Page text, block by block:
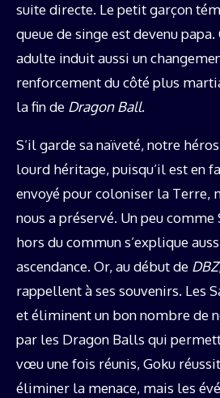
suite directe. Le petit garçon
queue de singe est devenu papa.
adulte induit aussi un
renforcement du côté plus
la fin de Dragon Ball.
S’il garde sa naïveté, notre
lourd héritage, puisqu’il est en
envoyé pour coloniser la Terre,
nous a préservé. Un peu comme
hors du commun s’explique
ascendance. Or, au début de DBZ
rappellent à ses souvenirs. Les
et éliminent un bon nombre de
par les Dragon Balls qui
vœu une fois réunis, Goku
éliminer la menace, mais les